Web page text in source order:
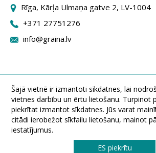
Rīga, Kārļa Ulmaņa gatve 2, LV-1004
+371 27751276
info@graina.lv
Šajā vietnē ir izmantoti sīkdatnes, lai
vietnes darbību un ērtu lietošanu. Turpinot
piekrītat izmantot sīkdatnes. Jūs varat
citādi ierobežot sīkfailu lietošanu, mainot
iestatījumus.
ES piekrītu